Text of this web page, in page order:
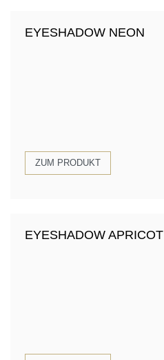
EYESHADOW NEON
ZUM PRODUKT
EYESHADOW APRICOT